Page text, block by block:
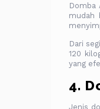
Domba
mudah
Dari
120
yang
4.
Jenis